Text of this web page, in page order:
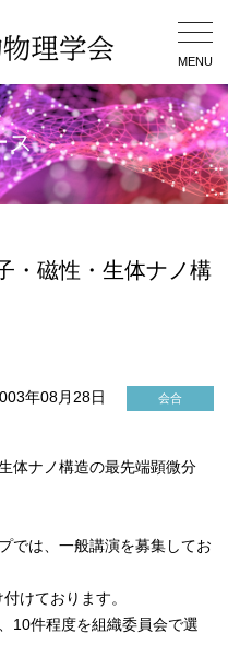
MENU
ス
・磁性・生体ナノ構
年08月28日 会合
体ナノ構造の最先端顕微分
では、一般講演を募集してお
けております。
10件程度を組織委員会で選